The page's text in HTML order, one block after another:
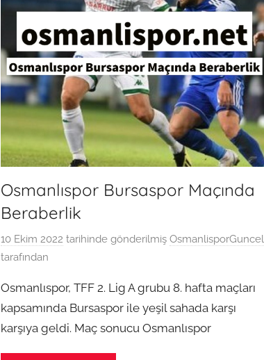
Osmanlıspor Bursaspor Maçında
Beraberlik
10 Ekim 2022 tarihinde gönderilmiş OsmanlisporGuncel
tarafından
Osmanlıspor, TFF 2. Lig A grubu 8. hafta maçları
kapsamında Bursaspor ile yeşil sahada karşı
karşıya geldi. Maç sonucu Osmanlıspor